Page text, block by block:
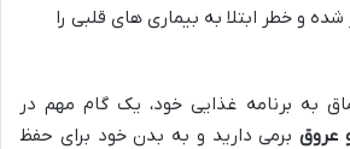
و خطر ابتلا به بیماری های قلبی را
به برنامه غذایی خود، یک گام مهم در
عروقبرمی دارید و به بدن خود برای حفظ